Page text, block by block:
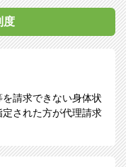
度
請求できない身体状
された方が代理請求